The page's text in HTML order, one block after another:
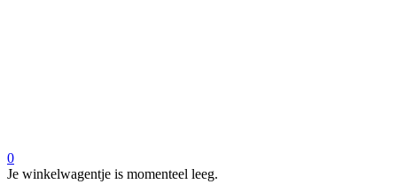
0
Je winkelwagentje is momenteel leeg.